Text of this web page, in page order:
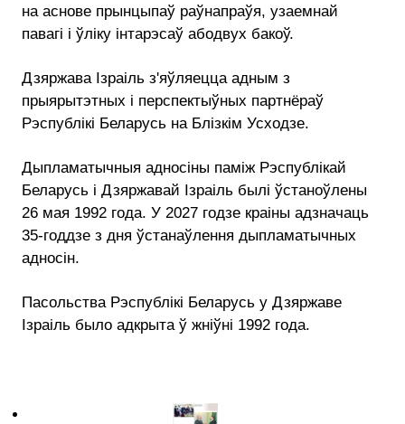
на аснове прынцыпаў раўнапраўя, узаемнай
павагі і ўліку інтарэсаў абодвух бакоў.
Дзяржава Ізраіль з'яўляецца адным з
прыярытэтных і перспектыўных партнёраў
Рэспублікі Беларусь на Блізкім Усходзе.
Дыпламатычныя адносіны паміж Рэспублікай
Беларусь і Дзяржавай Ізраіль былі ўстаноўлены
26 мая 1992 года. У 2027 годзе краіны адзначаць
35-годдзе з дня ўстанаўлення дыпламатычных
адносін.
Пасольства Рэспублікі Беларусь у Дзяржаве
Ізраіль было адкрыта ў жніўні 1992 года.